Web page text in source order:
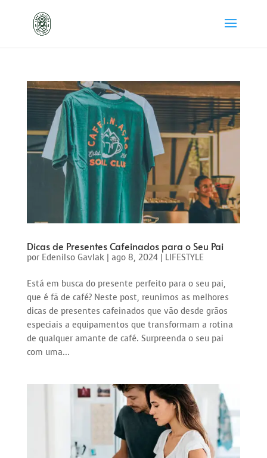
Dicas de Presentes Cafeinados para o Seu Pai
por Edenilso Gavlak| ago 8, 2024| LIFESTYLE
Está em busca do presente perfeito para o seu pai,
que é fã de café? Neste post, reunimos as melhores
dicas de presentes cafeinados que vão desde grãos
especiais a equipamentos que transformam a rotina
de qualquer amante de café. Surpreenda o seu pai
com uma...